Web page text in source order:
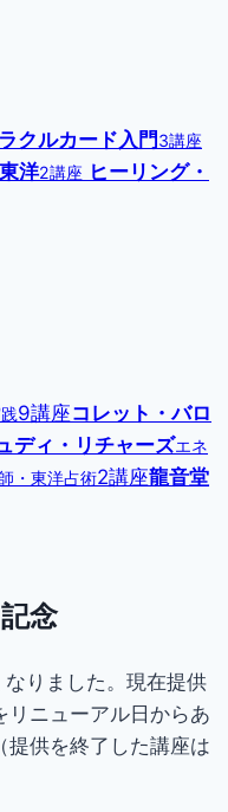
クルカード入門3講座
洋2講座 ヒーリング・
9講座コレット・バロ
ディ・リチャーズエネ
・東洋占術2講座龍音堂
念
りました。現在提供
リニューアル日からあ
提供を終了した講座は